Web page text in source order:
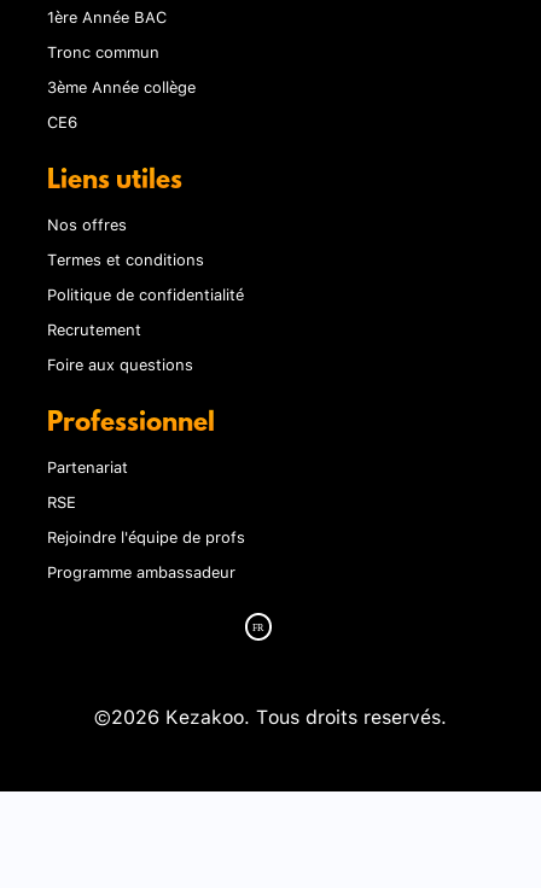
1ère Année BAC
Tronc commun
3ème Année collège
CE6
Liens utiles
Nos offres
Termes et conditions
Politique de confidentialité
Recrutement
Foire aux questions
Professionnel
Partenariat
RSE
Rejoindre l'équipe de profs
Programme ambassadeur
©2026 Kezakoo. Tous droits reservés.